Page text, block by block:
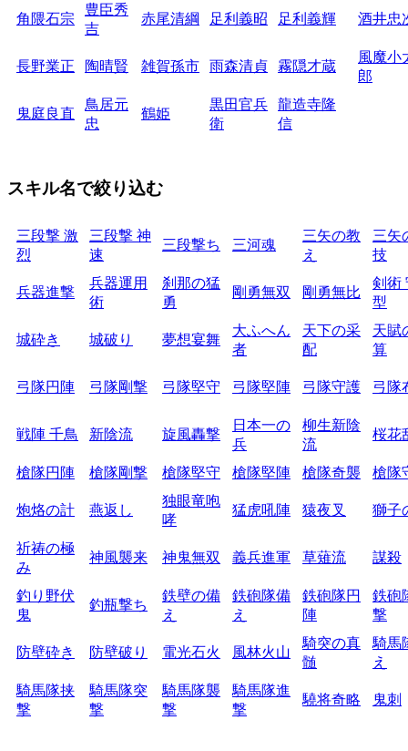
角隈石宗
豊臣秀
吉
赤尾清綱 足利義昭 足利義輝 酒井忠
長野業正 陶晴賢 雑賀孫市 雨森清貞 霧隠才蔵
風魔小
郎
鬼庭良直
鳥居元
忠
鶴姫
黒田官兵
衛
龍造寺隆
信
スキル名で絞り込む
三段撃 激
烈
三段撃 神
速
三段撃ち 三河魂
三矢の教
え
三矢
技
兵器進撃
兵器運用
術
刹那の猛
勇
剛勇無双 剛勇無比
剣術
型
城砕き 城破り 夢想宴舞
大ふへん
者
天下の采
配
天賦
算
弓隊円陣 弓隊剛撃 弓隊堅守 弓隊堅陣 弓隊守護 弓隊
戦陣 千鳥 新陰流 旋風轟撃
日本一の
兵
柳生新陰
流
桜花
槍隊円陣 槍隊剛撃 槍隊堅守 槍隊堅陣 槍隊奇襲 槍隊
炮烙の計 燕返し
独眼竜咆
哮
猛虎吼陣 猿夜叉 獅子
祈祷の極
み
神風襲来 神鬼無双 義兵進軍 草薙流 謀殺
釣り野伏
鬼
釣瓶撃ち
鉄壁の備
え
鉄砲隊備
え
鉄砲隊円
陣
鉄砲
撃
防壁砕き 防壁破り 電光石火 風林火山
騎突の真
髄
騎馬
え
騎馬隊挟
撃
騎馬隊突
撃
騎馬隊襲
撃
騎馬隊進
撃
驍将奇略 鬼刺